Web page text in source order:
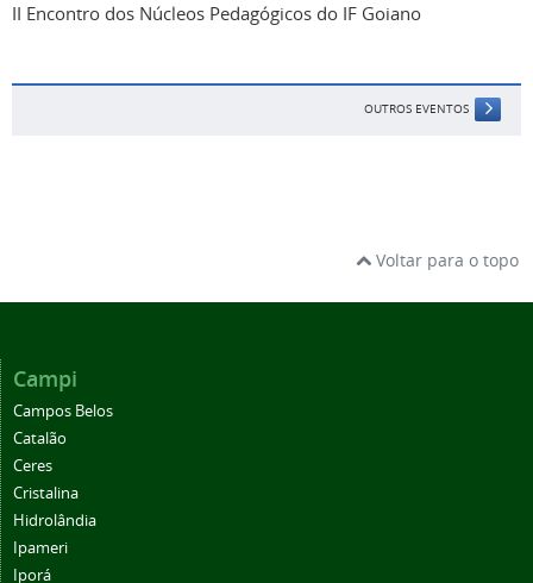
II Encontro dos Núcleos Pedagógicos do IF Goiano
OUTROS EVENTOS
Voltar para o topo
Campi
Campos Belos
Catalão
Ceres
Cristalina
Hidrolândia
Ipameri
Iporá